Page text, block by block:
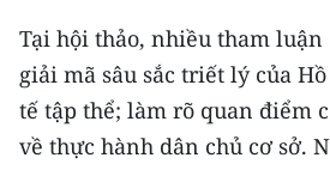
CÁC CHUYÊN TRANG
VỀ BÁO NHÂN DÂN
THỜI NAY
Tại hội thảo, nhiều tham
giải mã sâu sắc triết lý của
tế tập thể; làm rõ quan điểm
về thực hành dân chủ cơ sở.